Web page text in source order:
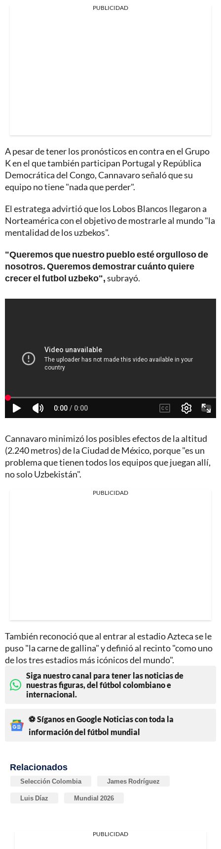
PUBLICIDAD
A pesar de tener los pronósticos en contra en el Grupo
K en el que también participan Portugal y República
Democrática del Congo, Cannavaro señaló que su
equipo no tiene "nada que perder".
El estratega advirtió que los Lobos Blancos llegaron a
Norteamérica con el objetivo de mostrarle al mundo "la
mentalidad de los uzbekos".
"Queremos que nuestro pueblo esté orgulloso de
nosotros. Queremos demostrar cuánto quiere
crecer el futbol uzbeko",subrayó.
Cannavaro minimizó los posibles efectos de la altitud
(2.240 metros) de la Ciudad de México, porque "es un
problema que tienen todos los equipos que juegan allí,
no solo Uzbekistán".
PUBLICIDAD
También reconoció que al entrar al estadio Azteca se le
puso "la carne de gallina" y definió al recinto "como uno
de los tres estadios más icónicos del mundo".
Siga nuestro canal para tener las noticias de
nuestras figuras, del fútbol colombiano e
internacional.
⚽ Síganos en Google Noticias con toda la
información del fútbol mundial
Relacionados
Selección Colombia James Rodríguez
Luis Díaz Mundial 2026
PUBLICIDAD